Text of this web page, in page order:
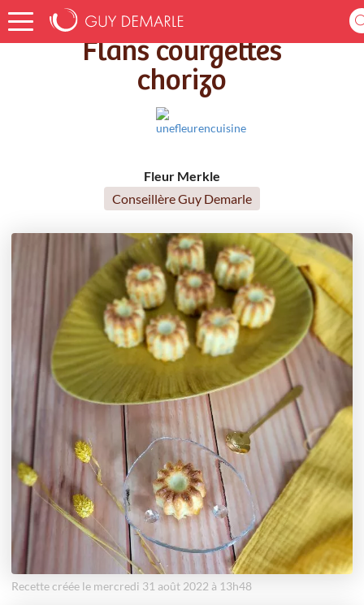
Accueil Recettes Flans courgettes chorizo
Flans courgettes
chorizo
Fleur Merkle
Conseillère Guy Demarle
Recette créée le mercredi 31 août 2022 à 13h48